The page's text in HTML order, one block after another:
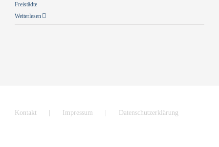
Freistädte
Weiterlesen
Kontakt Impressum Datenschutzerklärung